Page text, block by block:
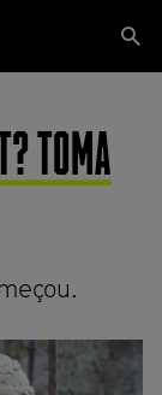
TOMA